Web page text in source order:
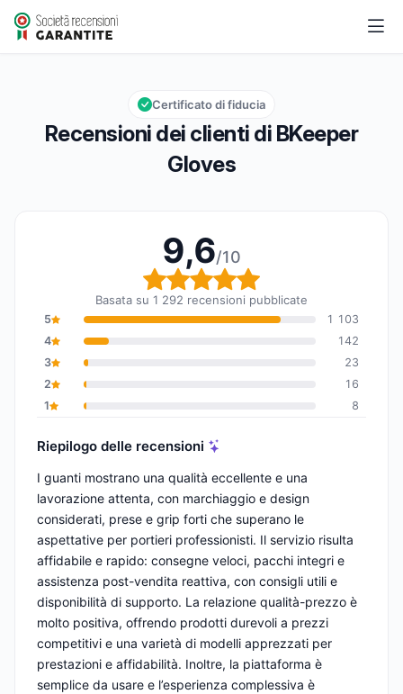
BKeeper Gloves
Valutazione globale: 9,6 su 10
9,6/10
Recensioni dei clienti di BKeeper
Gloves
Certificato di fiducia
9,6/10
Valutazione globale:
Basata su 1 292 recensioni pubblicate
5
1 103
4
142
3
23
2
16
1
8
Riepilogo delle recensioni
I guanti mostrano una qualità eccellente e una
lavorazione attenta, con marchiaggio e design
considerati, prese e grip forti che superano le
aspettative per portieri professionisti. Il servizio risulta
affidabile e rapido: consegne veloci, pacchi integri e
assistenza post-vendita reattiva, con consigli utili e
disponibilità di supporto. La relazione qualità-prezzo è
molto positiva, offrendo prodotti durevoli a prezzi
competitivi e una varietà di modelli apprezzati per
prestazioni e affidabilità. Inoltre, la piattaforma è
semplice da usare e l’esperienza complessiva è